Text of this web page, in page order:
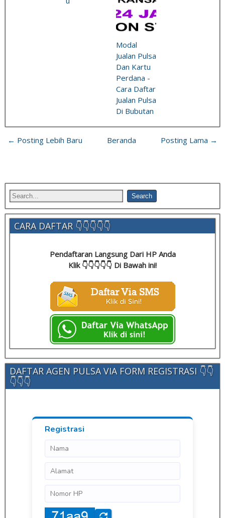
Modal
Jualan Pulsa
Dan Kartu
Perdana -
Cara Daftar
Jualan Pulsa
Di Bubutan
← Posting Lebih Baru Posting Lama →
Beranda
CARA DAFTAR 👇👇👇👇👇
Pendaftaran Langsung Dari HP Anda
Klik 👇👇👇👇👇 Di Bawah ini!
DAFTAR AGEN PULSA VIA FORM REGISTRASI 👇👇
👇👇👇